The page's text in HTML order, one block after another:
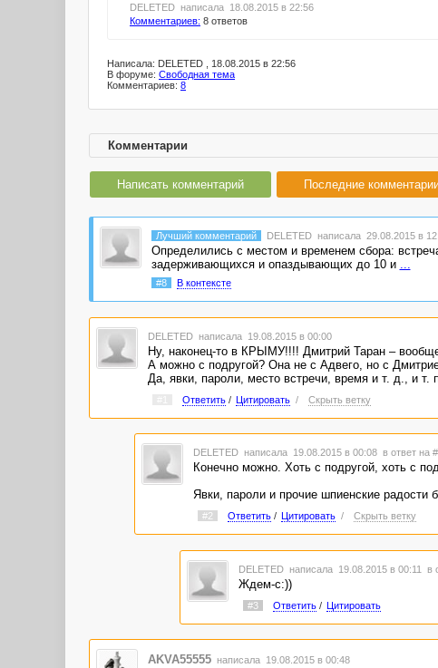
DELETED написала 18.08.2015 в 22:56
Комментариев: 8 ответов
Написала: DELETED , 18.08.2015 в 22:56
В форуме: Свободная тема
Комментариев: 8
Комментарии
Написать комментарий Последние
Лучший комментарий DELETED написала 29.08.2015 в
Определились с местом и временем сбора:
задерживающихся и опаздывающих до 10 и ...
#8 В контексте
DELETED написала 19.08.2015 в 00:00
Ну, наконец-то в КРЫМУ!!!! Дмитрий Таран –
А можно с подругой? Она не с Адвего, но с
Да, явки, пароли, место встречи, время и т. д., и т.
Ответить/ Цитировать / Скрыть ветку
DELETED написала 19.08.2015 в 00:08 в ответ на
Конечно можно. Хоть с подругой, хоть с
Явки, пароли и прочие шпиенские радости
#2 Ответить/ Цитировать / Скрыть ветку
DELETED написала 19.08.2015 в 00:11 в
Ждем-с:))
#3 Ответить/ Цитировать
AKVA55555 написала 19.08.2015 в 00:48